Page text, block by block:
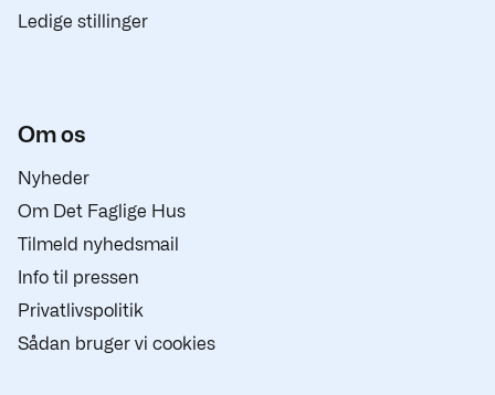
Ledige stillinger
Om os
Nyheder
Om Det Faglige Hus
Tilmeld nyhedsmail
Info til pressen
Privatlivspolitik
Sådan bruger vi cookies